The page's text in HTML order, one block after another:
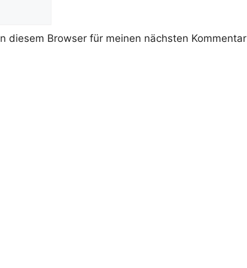
diesem Browser für meinen nächsten Kommentar